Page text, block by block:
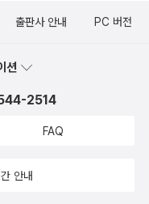
출판사 안내 PC 버전
션
2514
FAQ
안내